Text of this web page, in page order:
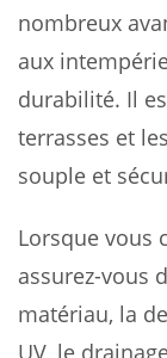
nombreux
aux
durabilité. Il
terrasses et
souple et
Lorsque vous
assurez-vous
matériau, la
UV, le